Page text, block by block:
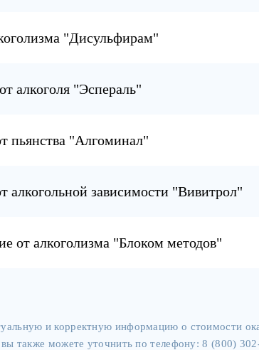
"Дисульфирам"
алкоголя "Эспераль"
пьянства "Алгоминал"
алкогольной зависимости "Вивитрол"
от алкоголизма "Блоком методов"
и корректную информацию о стоимости
также можете уточнить по телефону: 8 (800)